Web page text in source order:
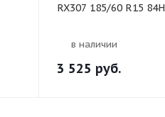
RX307 185/60 R15 84H
в наличии
3 525 руб.